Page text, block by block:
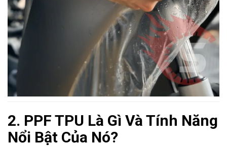
2. PPF TPU Là Gì Và Tính Năng
Nổi Bật Của Nó?